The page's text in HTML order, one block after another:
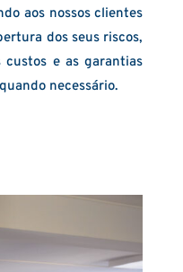
aos nossos clientes
dos seus riscos,
custos e as garantias
necessário.